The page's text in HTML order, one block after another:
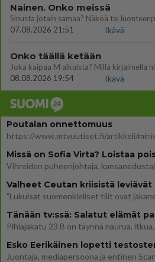
Nainen. Onko meissä
Sinusta jotain samaa? Näköä tai
07.08.2026 21:51
Ikävä
Onko täällä ketään
Joka kaipaa M alkuista? Millä kirjaimella
08.08.2026 19:54
Ikävä
Poutalan onnettomuus
Valheet Ceutan kriisistä leviävät